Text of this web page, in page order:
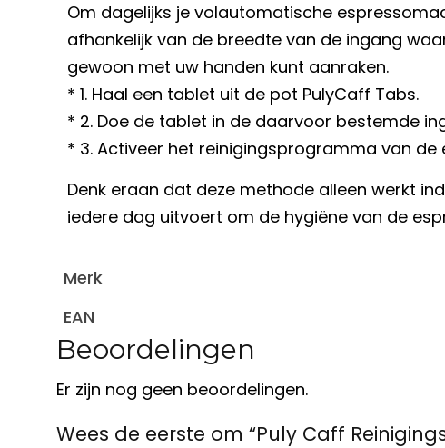
Om dagelijks je volautomatische
afhankelijk van de breedte van de ingang
gewoon met uw handen kunt aanraken.
* 1. Haal een tablet uit de pot PulyCaff Tabs.
* 2. Doe de tablet in de daarvoor bestemde
* 3. Activeer het reinigingsprogramma van de
Denk eraan dat deze methode alleen werkt
iedere dag uitvoert om de hygiëne van de
Merk
EAN
Beoordelingen
Er zijn nog geen beoordelingen.
Wees de eerste om “Puly Caff